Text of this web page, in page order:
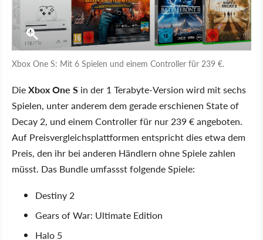
Xbox One S: Mit 6 Spielen und einem Controller für 239 €.
DieXbox One S in der 1 Terabyte-Version wird mit sechs
Spielen, unter anderem dem gerade erschienen State of
Decay 2, und einem Controller für nur 239 € angeboten.
Auf Preisvergleichsplattformen entspricht dies etwa dem
Preis, den ihr bei anderen Händlern ohne Spiele zahlen
müsst. Das Bundle umfassst folgende Spiele:
Destiny 2
Gears of War: Ultimate Edition
Halo 5